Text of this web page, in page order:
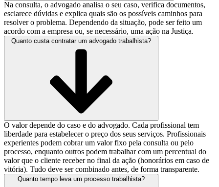
Na consulta, o advogado analisa o seu caso, verifica documentos,
esclarece dúvidas e explica quais são os possíveis caminhos para
resolver o problema. Dependendo da situação, pode ser feito um
acordo com a empresa ou, se necessário, uma ação na Justiça.
Quanto custa contratar um advogado trabalhista?
O valor depende do caso e do advogado. Cada profissional tem
liberdade para estabelecer o preço dos seus serviços. Profissionais
experientes podem cobrar um valor fixo pela consulta ou pelo
processo, enquanto outros podem trabalhar com um percentual do
valor que o cliente receber no final da ação (honorários em caso de
vitória). Tudo deve ser combinado antes, de forma transparente.
Quanto tempo leva um processo trabalhista?